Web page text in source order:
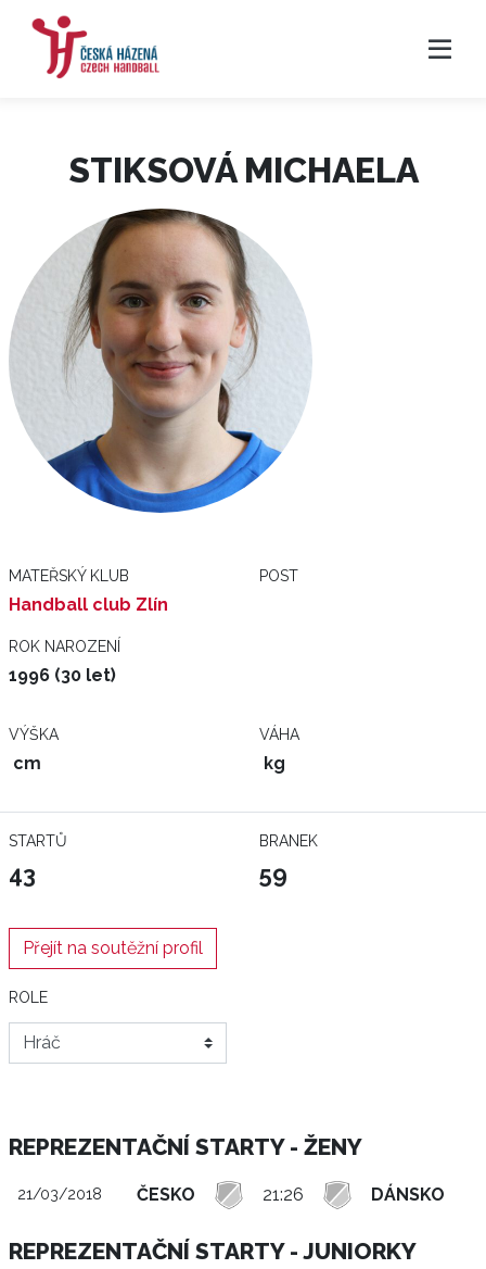
STIKSOVÁ MICHAELA
MATEŘSKÝ KLUB
Handball club Zlín
POST
ROK NAROZENÍ
1996 (30 let)
VÝŠKA
cm
VÁHA
kg
STARTŮ
43
BRANEK
59
Přejít na soutěžní profil
ROLE
REPREZENTAČNÍ STARTY - ŽENY
21/03/2018 ČESKO 21:26 DÁNSKO
REPREZENTAČNÍ STARTY - JUNIORKY